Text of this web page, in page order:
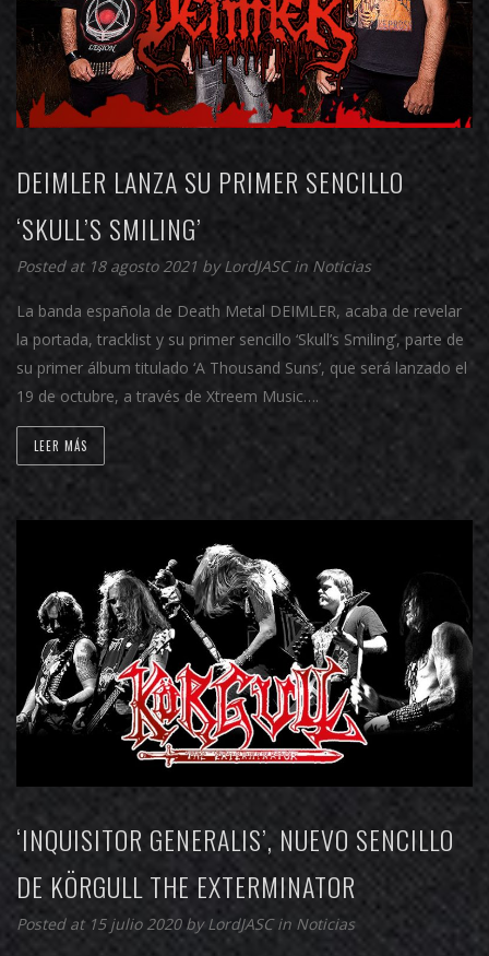
DEIMLER LANZA SU PRIMER SENCILLO
‘SKULL’S SMILING’
Posted at 18 agosto 2021 by LordJASCin Noticias
La banda española de Death Metal DEIMLER, acaba de revelar
la portada, tracklist y su primer sencillo ‘Skull’s Smiling’, parte de
su primer álbum titulado ‘A Thousand Suns’, que será lanzado el
19 de octubre, a través de Xtreem Music….
LEER MÁS
‘INQUISITOR GENERALIS’, NUEVO SENCILLO
DE KÖRGULL THE EXTERMINATOR
Posted at 15 julio 2020 byLordJASCin Noticias